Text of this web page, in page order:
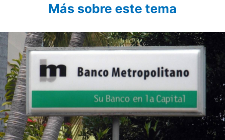
Más sobre este tema